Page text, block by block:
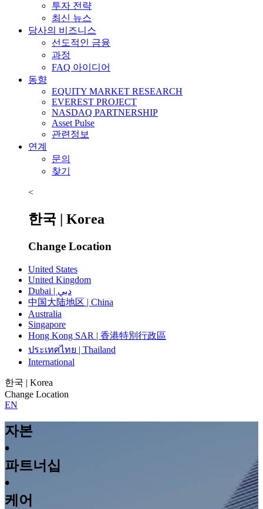
투자 전략
최신 뉴스
당사의 비즈니스
선도적인 금융
과정
FAQ 아이디어
동향
EQUITY MARKET RESEARCH
EVEREST PROJECT
NASDAQ PARTNERSHIP
Asset Pulse
관련정보
연계
문의
찾기
<
한국 | Korea
Change Location
United States
United Kingdom
Dubai | دبي
中国大陆地区 | China
Australia
Singapore
Hong Kong SAR | 香港特別行政區
ประเทศไทย | Thailand
International
한국 | Korea
Change Location
EN
자본
•
파트너십
•
케어